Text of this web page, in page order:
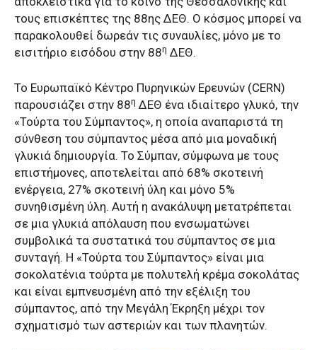
τους επισκέπτες της 88ης ΔΕΘ. Ο κόσμος μπορεί να
παρακολουθεί δωρεάν τις συναυλίες, μόνο με το
εισιτήριο εισόδου στην 88η ΔΕΘ.
Το Ευρωπαϊκό Κέντρο Πυρηνικών Ερευνών (CERN)
παρουσιάζει στην 88η ΔΕΘ ένα ιδιαίτερο γλυκό, την
«Τούρτα του Σύμπαντος», η οποία αναπαριστά τη
σύνθεση του σύμπαντος μέσα από μια μοναδική
γλυκιά δημιουργία. Το Σύμπαν, σύμφωνα με τους
επιστήμονες, αποτελείται από 68% σκοτεινή
ενέργεια, 27% σκοτεινή ύλη και μόνο 5%
συνηθισμένη ύλη. Αυτή η ανακάλυψη μετατρέπεται
σε μια γλυκιά απόλαυση που ενσωματώνει
συμβολικά τα συστατικά του σύμπαντος σε μια
συνταγή. Η «Τούρτα του Σύμπαντος» είναι μια
σοκολατένια τούρτα με πολυτελή κρέμα σοκολάτας
και είναι εμπνευσμένη από την εξέλιξη του
σύμπαντος, από την Μεγάλη Έκρηξη μέχρι τον
σχηματισμό των αστεριών και των πλανητών.